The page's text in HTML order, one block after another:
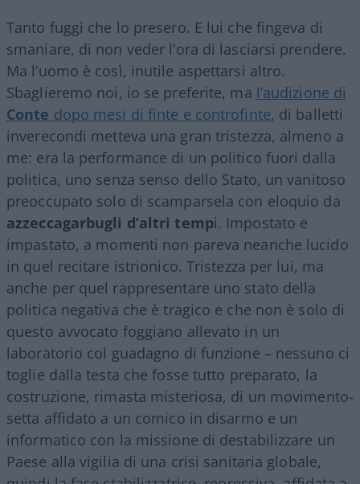
Tanto fuggì che lo presero. E lui che fingeva di
smaniare, di non veder l’ora di lasciarsi prendere.
Ma l’uomo è così, inutile aspettarsi altro.
Sbaglieremo noi, io se preferite, ma l’audizione di
Conte dopo mesi di finte e controfinte, di balletti
inverecondi metteva una gran tristezza, almeno a
me: era la performance di un politico fuori dalla
politica, uno senza senso dello Stato, un vanitoso
preoccupato solo di scamparsela con eloquio da
azzeccagarbugli d’altri tempi. Impostato e
impastato, a momenti non pareva neanche lucido
in quel recitare istrionico. Tristezza per lui, ma
anche per quel rappresentare uno stato della
politica negativa che è tragico e che non è solo di
questo avvocato foggiano allevato in un
laboratorio col guadagno di funzione – nessuno ci
toglie dalla testa che fosse tutto preparato, la
costruzione, rimasta misteriosa, di un movimento-
setta affidato a un comico in disarmo e un
informatico con la missione di destabilizzare un
Paese alla vigilia di una crisi sanitaria globale,